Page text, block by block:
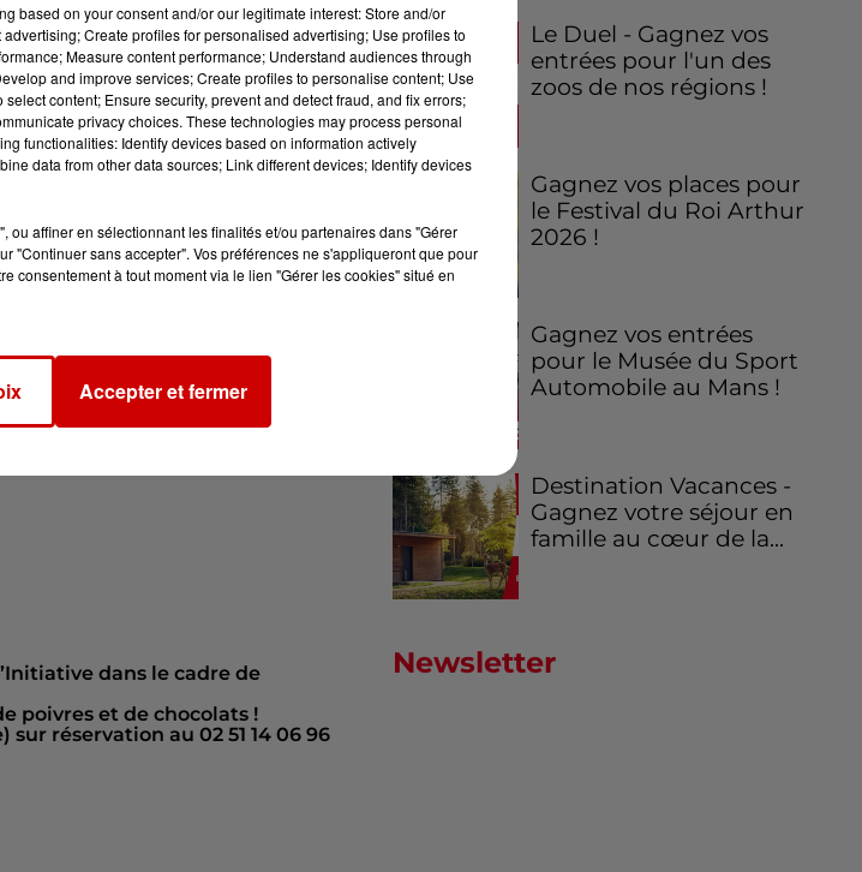
dans le cadre de
poivres et de chocolats !
réservation au 02 51 14 06 96
Le Duel - Gagnez vos
entrées pour l'un des
zoos de nos régions !
Gagnez vos places pour
le Festival du Roi Arthur
2026 !
Gagnez vos entrées
pour le Musée du Sport
Automobile au Mans !
Destination Vacances -
Gagnez votre séjour en
famille au cœur de la...
Newsletter
based on your consent and/or our legitimate interest: Store and/or
Create profiles for personalised advertising; Use profiles to
Measure content performance; Understand audiences through
and improve services; Create profiles to personalise content; Use
content; Ensure security, prevent and detect fraud, and fix errors;
privacy choices. These technologies may process personal
functionalities: Identify devices based on information actively
data from other data sources; Link different devices; Identify devices
ou affiner en sélectionnant les finalités et/ou partenaires dans "Gérer
"Continuer sans accepter". Vos préférences ne s'appliqueront que pour
consentement à tout moment via le lien "Gérer les cookies" situé en
Accepter et fermer